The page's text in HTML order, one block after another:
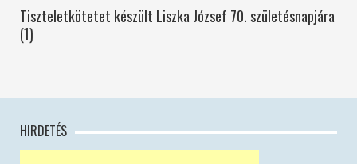
Tiszteletkötetet készült Liszka József 70. születésnapjára
(1)
HIRDETÉS